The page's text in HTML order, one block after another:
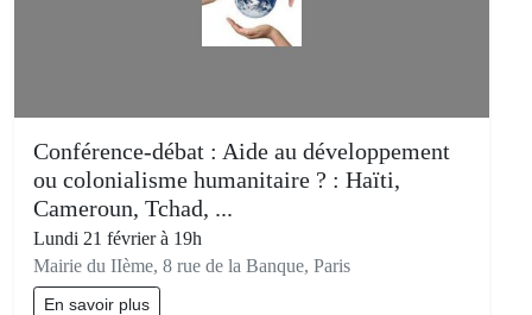
Conférence-débat : Aide au développement
ou colonialisme humanitaire ? : Haïti,
Cameroun, Tchad, ...
Lundi 21 février à 19h
Mairie du IIème, 8 rue de la Banque, Paris
En savoir plus